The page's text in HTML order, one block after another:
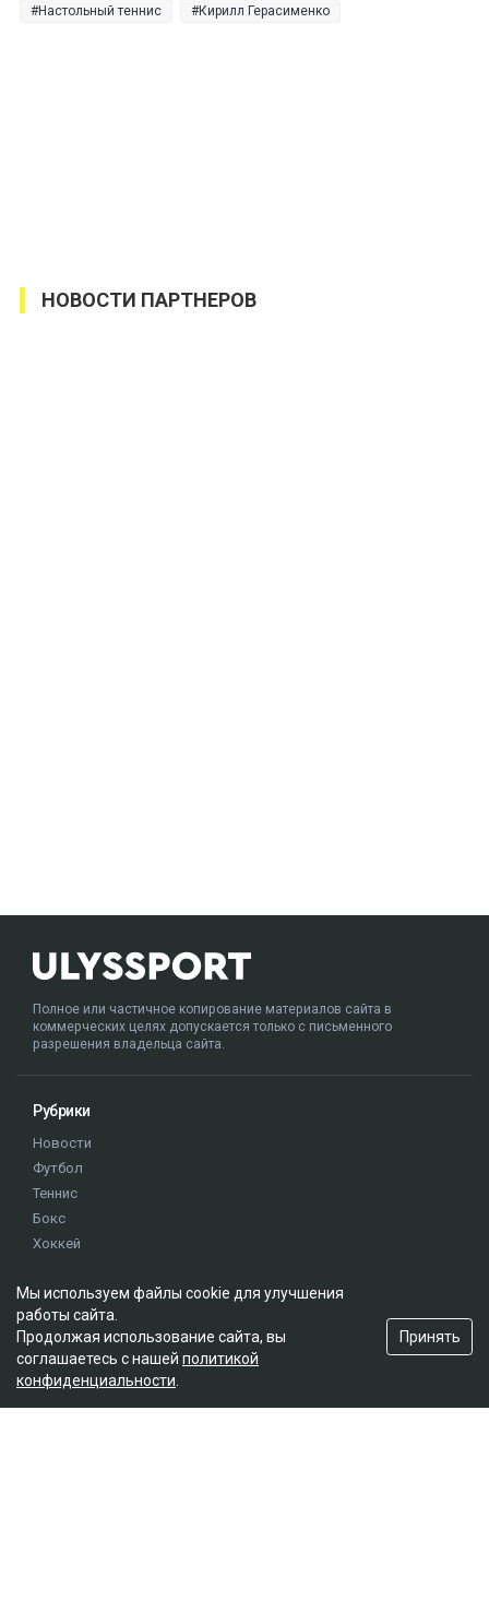
Настольный теннис Кирилл Герасименко
НОВОСТИ ПАРТНЕРОВ
Полное или частичное копирование материалов сайта в
коммерческих целях допускается только с письменного
разрешения владельца сайта.
Рубрики
Новости
Футбол
Теннис
Бокс
Хоккей
Истории
Олимпиада
Редакция
О проекте
Мы используем файлы cookie для улучшения
работы сайта.
Продолжая использование сайта, вы
соглашаетесь с нашей политикой
конфиденциальности
Принять